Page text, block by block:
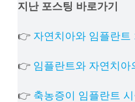
상담
지난 포스팅 바로가기
👉 자연치아와 임플란트
👉 임플란트와 자연치
👉 축농증이 임플란트